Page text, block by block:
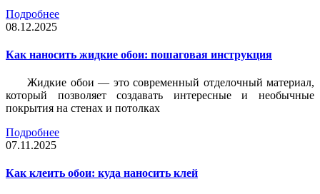
Подробнее
08.12.2025
Как наносить жидкие обои: пошаговая инструкция
Жидкие обои — это современный отделочный материал,
который позволяет создавать интересные и необычные
покрытия на стенах и потолках
Подробнее
07.11.2025
Как клеить обои: куда наносить клей